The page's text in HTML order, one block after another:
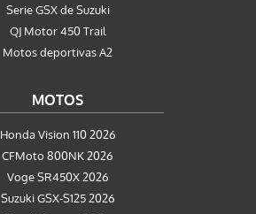
Serie GSX de Suzuki
QJ Motor 450 Trail
Motos deportivas A2
MOTOS
Honda Vision 110 2026
CFMoto 800NK 2026
Voge SR450X 2026
Suzuki GSX-S125 2026